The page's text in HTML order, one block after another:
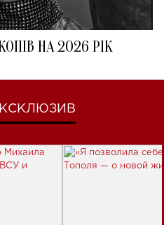
НА 2026 РІК